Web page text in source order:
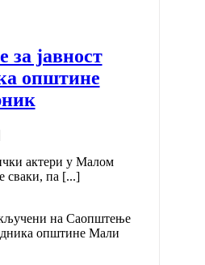
јавност
општине
актери у Малом
сваки, па [...]
на Саопштење
општине Мали